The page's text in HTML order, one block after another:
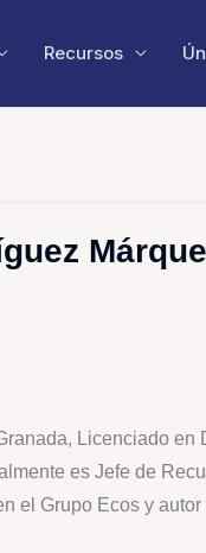
Recursos
Licenciado
es Jefe de
el Grupo Ecos y